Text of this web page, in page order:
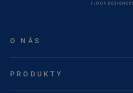
O NÁS
PRODUKTY